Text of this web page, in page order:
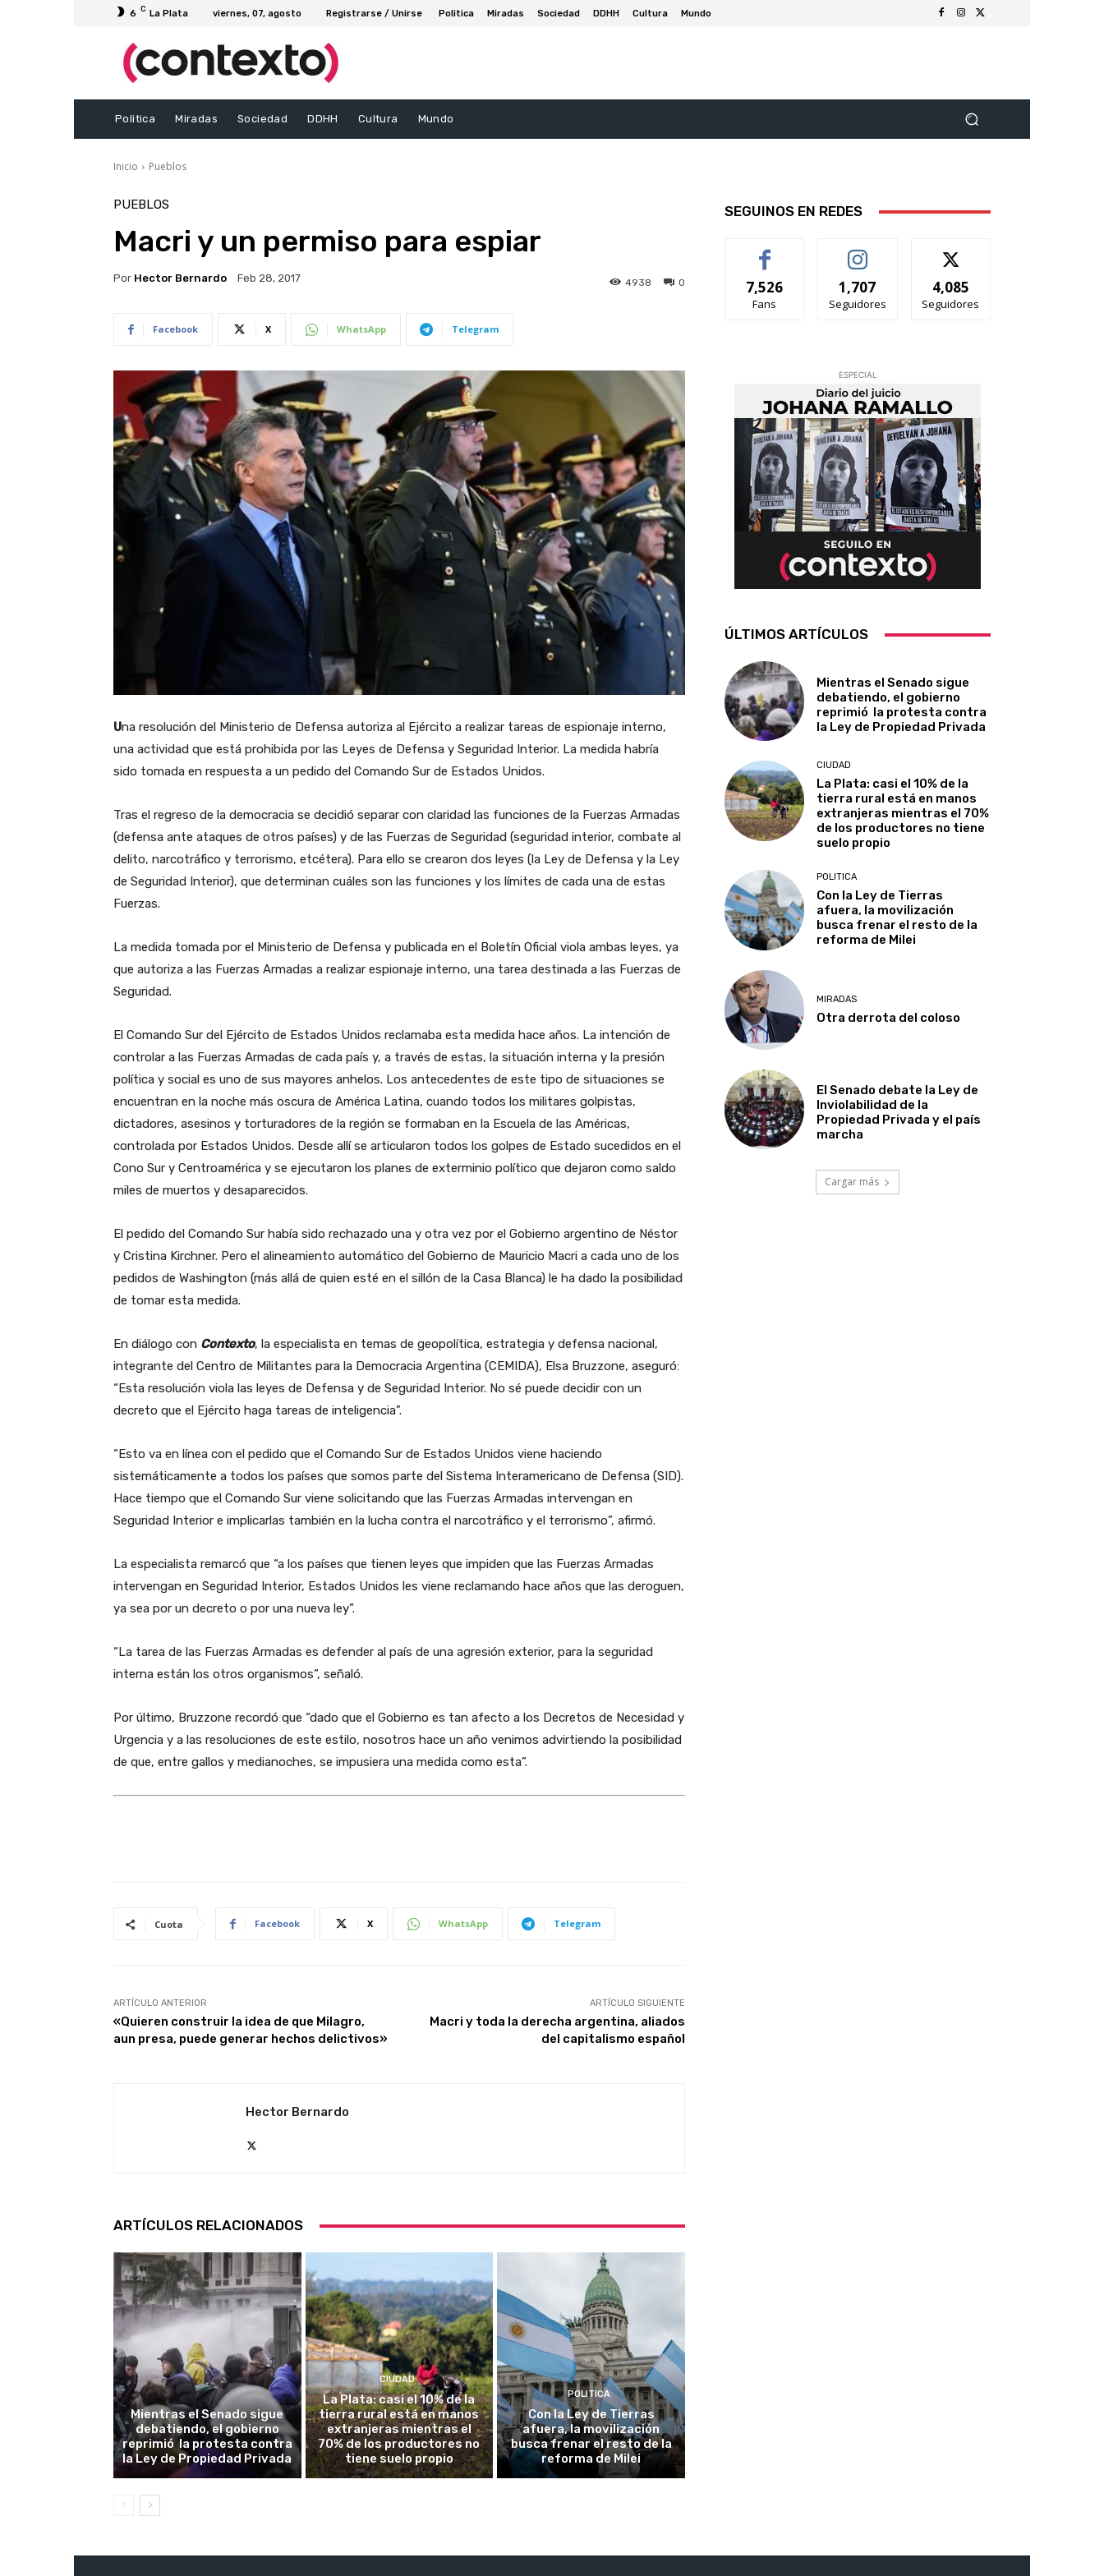
6 C La Plata viernes, 07, agosto Registrarse / Unirse Politica Miradas Sociedad DDHH Cultura Mundo
Politica Miradas Sociedad DDHH Cultura Mundo
Inicio Pueblos
PUEBLOS
Macri y un permiso para espiar
Por Hector Bernardo Feb 28, 2017 0
4938
Facebook X WhatsApp Telegram
Una resolución del Ministerio de Defensa autoriza al Ejército a realizar tareas de espionaje interno,
una actividad que está prohibida por las Leyes de Defensa y Seguridad Interior. La medida habría
sido tomada en respuesta a un pedido del Comando Sur de Estados Unidos.
Tras el regreso de la democracia se decidió separar con claridad las funciones de la Fuerzas Armadas
(defensa ante ataques de otros países) y de las Fuerzas de Seguridad (seguridad interior, combate al
delito, narcotráfico y terrorismo, etcétera). Para ello se crearon dos leyes (la Ley de Defensa y la Ley
de Seguridad Interior), que determinan cuáles son las funciones y los límites de cada una de estas
Fuerzas.
La medida tomada por el Ministerio de Defensa y publicada en el Boletín Oficial viola ambas leyes, ya
que autoriza a las Fuerzas Armadas a realizar espionaje interno, una tarea destinada a las Fuerzas de
Seguridad.
El Comando Sur del Ejército de Estados Unidos reclamaba esta medida hace años. La intención de
controlar a las Fuerzas Armadas de cada país y, a través de estas, la situación interna y la presión
política y social es uno de sus mayores anhelos. Los antecedentes de este tipo de situaciones se
encuentran en la noche más oscura de América Latina, cuando todos los militares golpistas,
dictadores, asesinos y torturadores de la región se formaban en la Escuela de las Américas,
controlada por Estados Unidos. Desde allí se articularon todos los golpes de Estado sucedidos en el
Cono Sur y Centroamérica y se ejecutaron los planes de exterminio político que dejaron como saldo
miles de muertos y desaparecidos.
El pedido del Comando Sur había sido rechazado una y otra vez por el Gobierno argentino de Néstor
y Cristina Kirchner. Pero el alineamiento automático del Gobierno de Mauricio Macri a cada uno de los
pedidos de Washington (más allá de quien esté en el sillón de la Casa Blanca) le ha dado la posibilidad
de tomar esta medida.
En diálogo con Contexto, la especialista en temas de geopolítica, estrategia y defensa nacional,
integrante del Centro de Militantes para la Democracia Argentina (CEMIDA), Elsa Bruzzone, aseguró:
“Esta resolución viola las leyes de Defensa y de Seguridad Interior. No sé puede decidir con un
decreto que el Ejército haga tareas de inteligencia”.
“Esto va en línea con el pedido que el Comando Sur de Estados Unidos viene haciendo
sistemáticamente a todos los países que somos parte del Sistema Interamericano de Defensa (SID).
Hace tiempo que el Comando Sur viene solicitando que las Fuerzas Armadas intervengan en
Seguridad Interior e implicarlas también en la lucha contra el narcotráfico y el terrorismo”, afirmó.
La especialista remarcó que “a los países que tienen leyes que impiden que las Fuerzas Armadas
intervengan en Seguridad Interior, Estados Unidos les viene reclamando hace años que las deroguen,
ya sea por un decreto o por una nueva ley”.
“La tarea de las Fuerzas Armadas es defender al país de una agresión exterior, para la seguridad
interna están los otros organismos”, señaló.
Por último, Bruzzone recordó que “dado que el Gobierno es tan afecto a los Decretos de Necesidad y
Urgencia y a las resoluciones de este estilo, nosotros hace un año venimos advirtiendo la posibilidad
de que, entre gallos y medianoches, se impusiera una medida como esta”.
Cuota Facebook X WhatsApp Telegram
ARTÍCULO ANTERIOR
«Quieren construir la idea de que Milagro,
aun presa, puede generar hechos delictivos»
ARTÍCULO SIGUIENTE
Macri y toda la derecha argentina, aliados
del capitalismo español
Hector Bernardo
ARTÍCULOS RELACIONADOS
Mientras el Senado sigue
debatiendo, el gobierno
reprimió la protesta contra
la Ley de Propiedad Privada
CIUDAD
La Plata: casi el 10% de la
tierra rural está en manos
extranjeras mientras el
70% de los productores no
tiene suelo propio
POLITICA
Con la Ley de Tierras
afuera, la movilización
busca frenar el resto de la
reforma de Milei
SEGUINOS EN REDES
7,526
Fans
1,707
Seguidores
4,085
Seguidores
ESPECIAL
ÚLTIMOS ARTÍCULOS
Mientras el Senado sigue
debatiendo, el gobierno
reprimió la protesta contra
la Ley de Propiedad Privada
CIUDAD
La Plata: casi el 10% de la
tierra rural está en manos
extranjeras mientras el 70%
de los productores no tiene
suelo propio
POLITICA
Con la Ley de Tierras
afuera, la movilización
busca frenar el resto de la
reforma de Milei
MIRADAS
Otra derrota del coloso
El Senado debate la Ley de
Inviolabilidad de la
Propiedad Privada y el país
marcha
Cargar más